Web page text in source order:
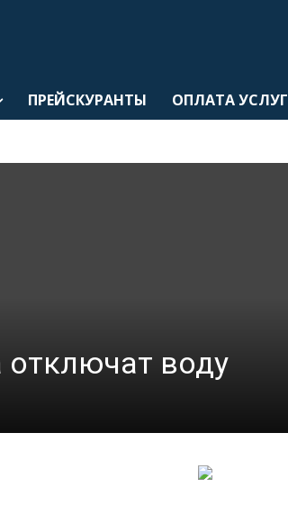
ПРЕЙСКУРАНТЫ ОПЛАТА УСЛУГ
воду